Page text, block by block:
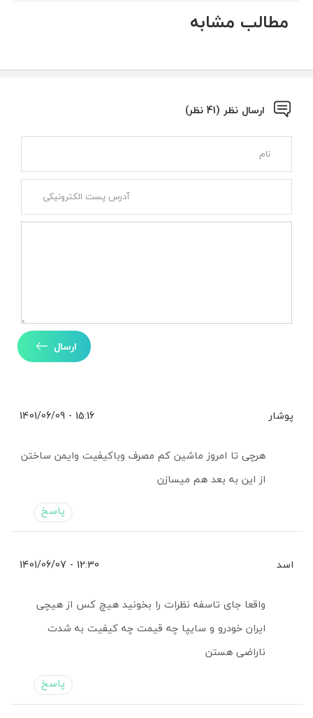
مطالب مشابه
ارسال نظر (41 نظر)
ارسال
پوشار 15:16 - 1401/06/09
هرچی تا امروز ماشین کم مصرف وباکیفیت وایمن ساختن
از این به بعد هم میسازن
پاسخ
اسد 12:30 - 1401/06/07
واقعا جای تاسفه نظرات را بخونید هیچ کس از هیچی
ایران خودرو و سایپا چه قیمت چه کیفیت به شدت
ناراضی هستن
پاسخ